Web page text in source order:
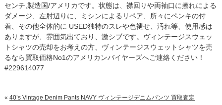
センチ,製造国/アメリカです。状態は、襟回りや両袖口に擦れによる
ダメージ、左肘辺りに、ミシンによるリペア、所々にペンキの付
着、その他全体的に USED独特のスレや色褪せ、汚れ等、使用感は
ありますが、雰囲気出ており、激シブです。ヴィンテージスウェッ
トシャツの売却をお考えの方、ヴィンテージスウェットシャツを売
るなら買取価格No1のアメリカンバイヤーズへご連絡ください！
#229614077
« 40’s Vintage Denim Pants NAVY ヴィンテージデニムパンツ 買取査定